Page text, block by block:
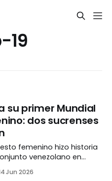
19
su primer Mundial
dos sucrenses
femenino hizo historia
venezolano en
de la AmeriCup, con la
Jun 2026